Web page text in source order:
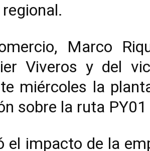
Marco
Viveros y del
miércoles la
sobre la ruta PY01
el impacto de la